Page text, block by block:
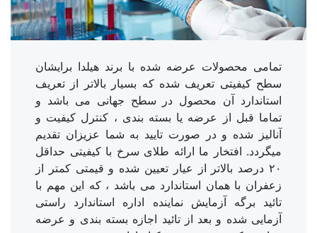
تمامی محصولات عرضه شده با برند هیلدا برایشان
سطح کیفیتی تعریف شده که بسیار بالاتر از تعریف
استاندارد آن محصول در سطح جهانی می باشد و
تماما قبل از عرضه یا بسته بندی ، کنترل کیفیت و
آنالیز شده و در صورت تایید به شما عزیزان تقدیم
میگردد. افتخار ما ارائه طلای سرخ با کیفیتی حداقل
۲۰ درصد بالاتر از عیار تعیین شده و قیمتی کمتر از
زعفران با همان استاندارد می باشد ، که این مهم با
تائید برگه آزمایش نماینده اداره استاندارد راستی
آزمایی شده و بعد از تائید اجازه بسته بندی و عرضه